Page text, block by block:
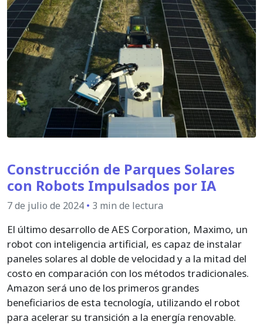
Construcción de Parques Solares
con Robots Impulsados por IA
7 de julio de 2024 • 3 min de lectura
El último desarrollo de AES Corporation, Maximo, un
robot con inteligencia artificial, es capaz de instalar
paneles solares al doble de velocidad y a la mitad del
costo en comparación con los métodos tradicionales.
Amazon será uno de los primeros grandes
beneficiarios de esta tecnología, utilizando el robot
para acelerar su transición a la energía renovable.